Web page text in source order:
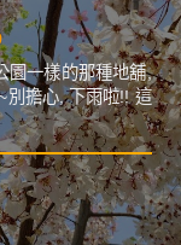
園一樣的那種地舖,
別擔心, 下雨啦!! 這